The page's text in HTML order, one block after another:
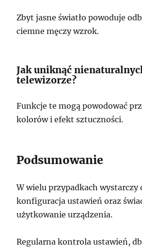
Zbyt jasne światło powoduje
ciemne męczy wzrok.
Jak uniknąć
telewizorze?
Funkcje te mogą powodować
kolorów i efekt sztuczności.
Podsumowanie
W wielu przypadkach wystarczy
konfiguracja ustawień oraz
użytkowanie urządzenia.
Regularna kontrola ustawień,